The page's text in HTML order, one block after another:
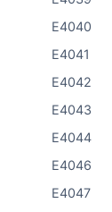
E4040
E4041
E4042
E4043
E4044
E4046
E4047